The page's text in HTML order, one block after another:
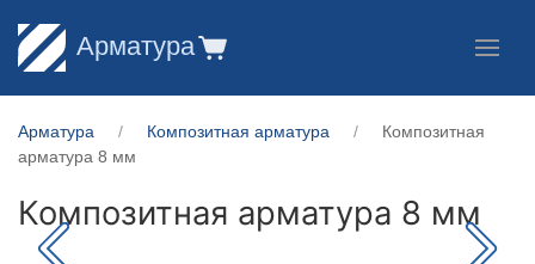
Арматура
Арматура Композитная арматура
Композитная
арматура 8 мм
Композитная арматура 8 мм